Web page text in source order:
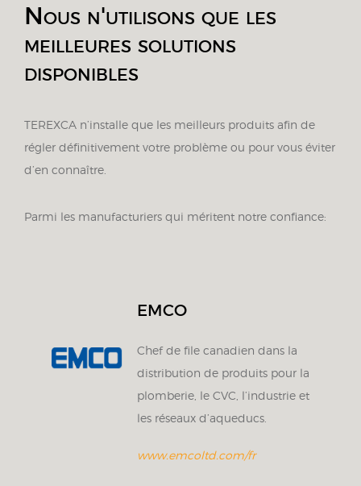
Nous n'utilisons que les
meilleures solutions
disponibles
TEREXCA n’installe que les meilleurs produits afin de
régler définitivement votre problème ou pour vous éviter
d’en connaître.
Parmi les manufacturiers qui méritent notre confiance:
EMCO
Chef de file canadien dans la
distribution de produits pour la
plomberie, le CVC, l’industrie et
les réseaux d’aqueducs.
www.emcoltd.com/fr